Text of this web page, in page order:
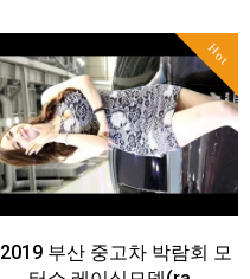
Hot
2019 부산 중고차 박람회 모